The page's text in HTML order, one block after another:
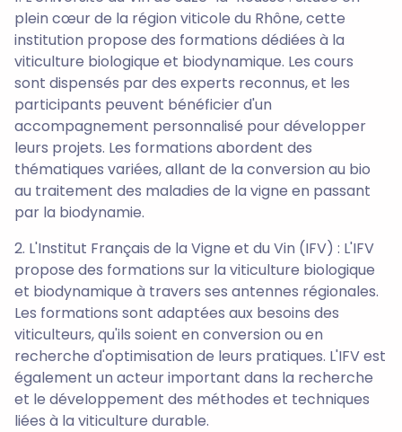
plein cœur de la région viticole du Rhône, cette
institution propose des formations dédiées à la
viticulture biologique et biodynamique. Les cours
sont dispensés par des experts reconnus, et les
participants peuvent bénéficier d'un
accompagnement personnalisé pour développer
leurs projets. Les formations abordent des
thématiques variées, allant de la conversion au bio
au traitement des maladies de la vigne en passant
par la biodynamie.
2. L'Institut Français de la Vigne et du Vin (IFV) : L'IFV
propose des formations sur la viticulture biologique
et biodynamique à travers ses antennes régionales.
Les formations sont adaptées aux besoins des
viticulteurs, qu'ils soient en conversion ou en
recherche d'optimisation de leurs pratiques. L'IFV est
également un acteur important dans la recherche
et le développement des méthodes et techniques
liées à la viticulture durable.